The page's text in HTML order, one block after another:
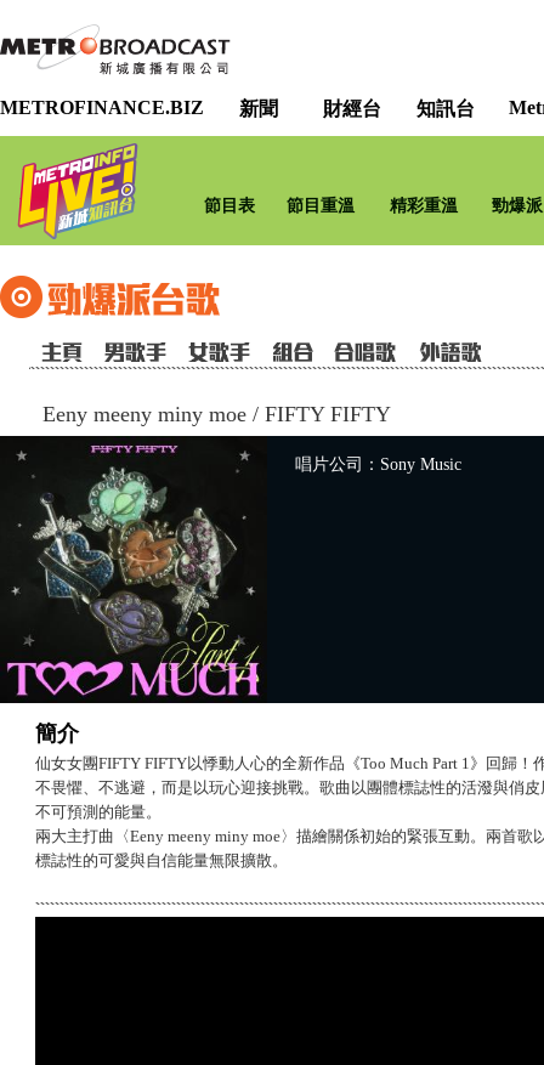
METROFINANCE.BIZ 新聞 財經台 知訊台
節目表 節目重溫 精彩重溫 勁爆
Eeny meeny miny moe / FIFTY FIFTY
唱片公司：Sony Music
簡介
仙女女團FIFTY FIFTY以悸動人心的全新作品《Too Much Part 1》回歸
不畏懼、不逃避，而是以玩心迎接挑戰。歌曲以團體標誌性的活潑與俏
不可預測的能量。
兩大主打曲〈Eeny meeny miny moe〉描繪關係初始的緊張互動。兩首
標誌性的可愛與自信能量無限擴散。